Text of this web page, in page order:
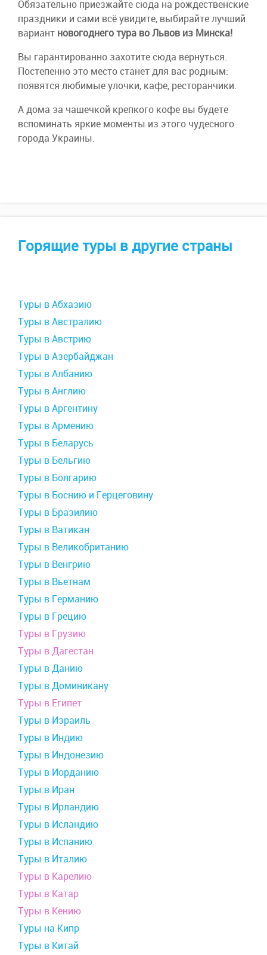
Обязательно приезжайте сюда на рождественские
праздники и сами всё увидите, выбирайте лучший
вариант новогоднего тура во Львов из Минска!
Вы гарантированно захотите сюда вернуться.
Постепенно это место станет для вас родным:
появятся любимые улочки, кафе, ресторанчики.
А дома за чашечкой крепкого кофе вы будете
вспоминать яркие моменты из этого чудесного
города Украины.
Горящие туры в другие страны
Туры в Абхазию
Туры в Австралию
Туры в Австрию
Туры в Азербайджан
Туры в Албанию
Туры в Англию
Туры в Аргентину
Туры в Армению
Туры в Беларусь
Туры в Бельгию
Туры в Болгарию
Туры в Боснию и Герцеговину
Туры в Бразилию
Туры в Ватикан
Туры в Великобританию
Туры в Венгрию
Туры в Вьетнам
Туры в Германию
Туры в Грецию
Туры в Грузию
Туры в Дагестан
Туры в Данию
Туры в Доминикану
Туры в Египет
Туры в Израиль
Туры в Индию
Туры в Индонезию
Туры в Иорданию
Туры в Иран
Туры в Ирландию
Туры в Исландию
Туры в Испанию
Туры в Италию
Туры в Карелию
Туры в Катар
Туры в Кению
Туры на Кипр
Туры в Китай